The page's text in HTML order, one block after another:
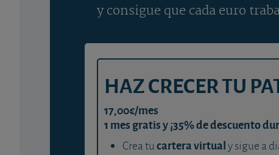
y consigue que cada euro
HAZ CRECER TU
17,00€/mes
1 mes gratis y ¡35% de descuento
Crea tucartera virtualy sigue a